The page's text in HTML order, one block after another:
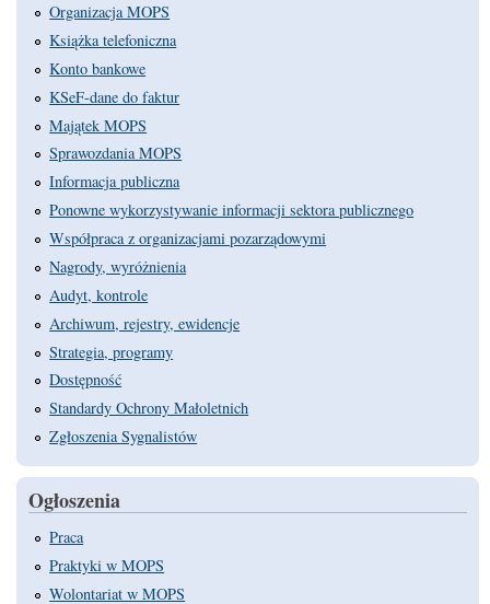
Organizacja MOPS
Książka telefoniczna
Konto bankowe
KSeF-dane do faktur
Majątek MOPS
Sprawozdania MOPS
Informacja publiczna
Ponowne wykorzystywanie informacji sektora publicznego
Współpraca z organizacjami pozarządowymi
Nagrody, wyróżnienia
Audyt, kontrole
Archiwum, rejestry, ewidencje
Strategia, programy
Dostępność
Standardy Ochrony Małoletnich
Zgłoszenia Sygnalistów
Ogłoszenia
Praca
Praktyki w MOPS
Wolontariat w MOPS